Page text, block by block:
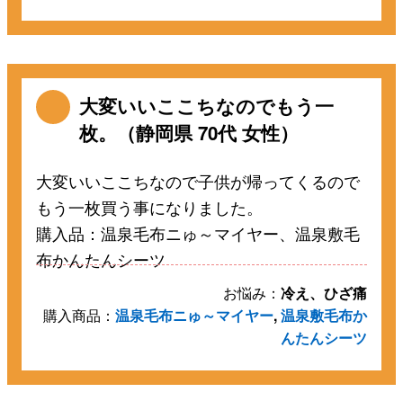
大変いいここちなのでもう一
枚。（静岡県 70代 女性）
大変いいここちなので子供が帰ってくるので
もう一枚買う事になりました。
購入品：温泉毛布ニゅ～マイヤー、温泉敷毛
布かんたんシーツ
お悩み： 冷え、ひざ痛
購入商品： 温泉毛布ニゅ～マイヤー,温泉敷毛布か
んたんシーツ